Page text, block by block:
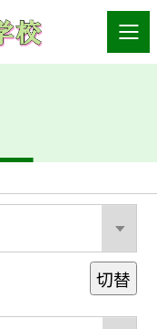
切替